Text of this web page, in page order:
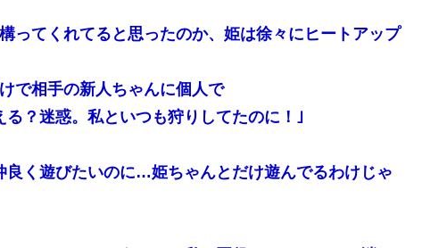
ってくれてると思ったのか、姫は徐々にヒートアップ
で相手の新人ちゃんに個人で
？迷惑。私といつも狩りしてたのに！｣
良く遊びたいのに…姫ちゃんとだけ遊んでるわけじゃ